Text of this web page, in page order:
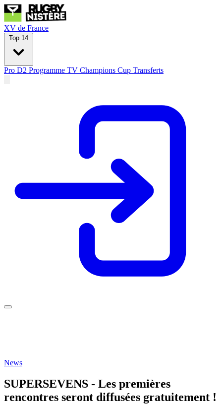
XV de France
Top 14
Pro D2 Programme TV Champions Cup Transferts
News
SUPERSEVENS - Les premières
rencontres seront diffusées gratuitement !